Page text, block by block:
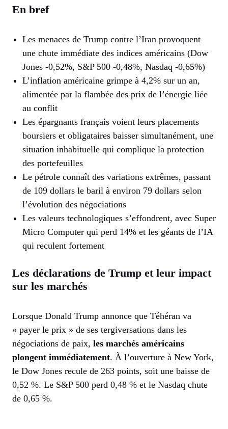
En bref
Les menaces de Trump contre l’Iran provoquent
une chute immédiate des indices américains (Dow
Jones -0,52%, S&P 500 -0,48%, Nasdaq -0,65%)
L’inflation américaine grimpe à 4,2% sur un an,
alimentée par la flambée des prix de l’énergie liée
au conflit
Les épargnants français voient leurs placements
boursiers et obligataires baisser simultanément, une
situation inhabituelle qui complique la protection
des portefeuilles
Le pétrole connaît des variations extrêmes, passant
de 109 dollars le baril à environ 79 dollars selon
l’évolution des négociations
Les valeurs technologiques s’effondrent, avec Super
Micro Computer qui perd 14% et les géants de l’IA
qui reculent fortement
Les déclarations de Trump et leur impact
sur les marchés
Lorsque Donald Trump annonce que Téhéran va
« payer le prix » de ses tergiversations dans les
négociations de paix, les marchés américains
plongent immédiatement. À l’ouverture à New York,
le Dow Jones recule de 263 points, soit une baisse de
0,52 %. Le S&P 500 perd 0,48 % et le Nasdaq chute
de 0,65 %.